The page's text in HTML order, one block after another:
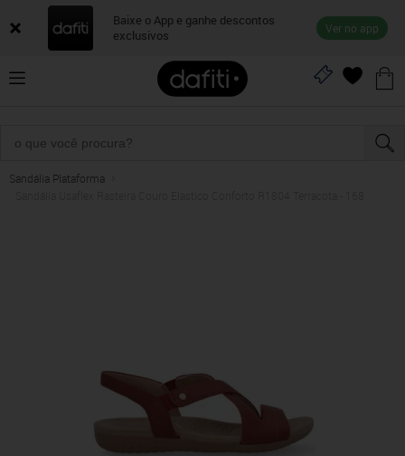
Baixe o App e ganhe descontos
exclusivos
Ver no app
Sandália Plataforma